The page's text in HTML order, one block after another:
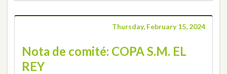
Thursday, February 15, 2024
Nota de comité: COPA S.M. EL
REY